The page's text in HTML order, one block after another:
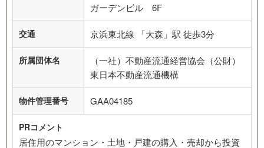
ガーデンビル 6F
交通 京浜東北線 「大森」駅 徒歩3分
所属団体名
（一社）不動産流通経営協会（公財）
東日本不動産流通機構
物件管理番号 GAA04185
PRコメント
居住用のマンション・土地・戸建の購入・売却から投資